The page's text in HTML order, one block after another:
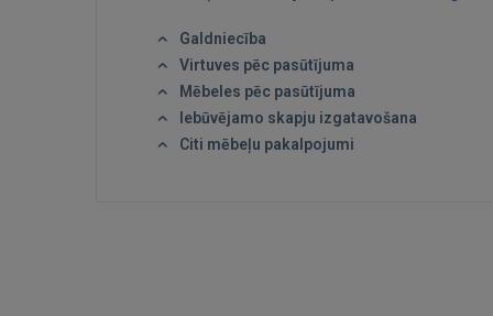
Galdniecība
Virtuves pēc pasūtījuma
Mēbeles pēc pasūtījuma
Iebūvējamo skapju izgatavošana
Citi mēbeļu pakalpojumi